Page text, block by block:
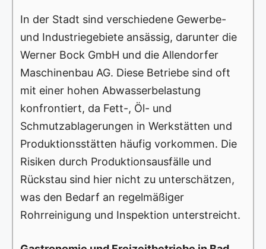
In der Stadt sind verschiedene Gewerbe-
und Industriegebiete ansässig, darunter die
Werner Bock GmbH und die Allendorfer
Maschinenbau AG. Diese Betriebe sind oft
mit einer hohen Abwasserbelastung
konfrontiert, da Fett-, Öl- und
Schmutzablagerungen in Werkstätten und
Produktionsstätten häufig vorkommen. Die
Risiken durch Produktionsausfälle und
Rückstau sind hier nicht zu unterschätzen,
was den Bedarf an regelmäßiger
Rohrreinigung und Inspektion unterstreicht.